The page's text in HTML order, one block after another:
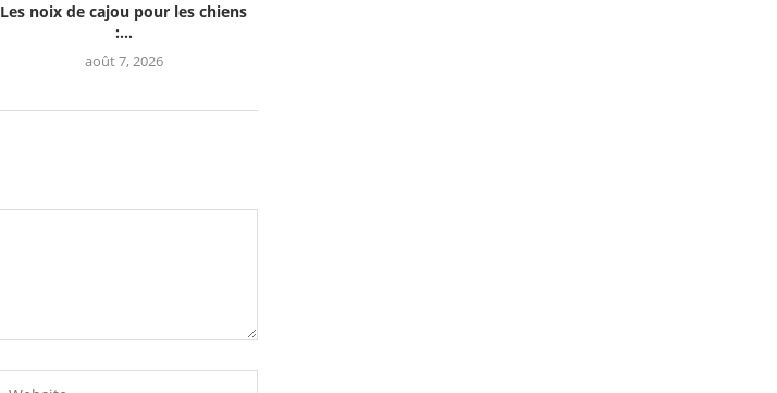
Les noix de cajou pour les chiens
:...
août 7, 2026